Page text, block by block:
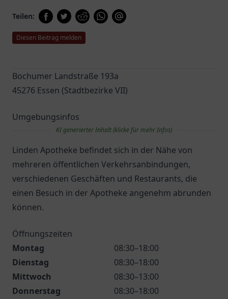
Teilen:
Diesen Beitrag melden
Bochumer Landstraße 193a
45276 Essen (Stadtbezirke VII)
Umgebungsinfos
KI generierter Inhalt (klicke für mehr Infos)
Linden Apotheke befindet sich in der Nähe von
mehreren öffentlichen Verkehrsanbindungen,
verschiedenen Geschäften und Restaurants, die
einen Besuch in der Apotheke angenehm abrunden
können.
Öffnungszeiten
Montag
08:30–18:00
Dienstag
08:30–18:00
Mittwoch
08:30–13:00
Donnerstag
08:30–18:00